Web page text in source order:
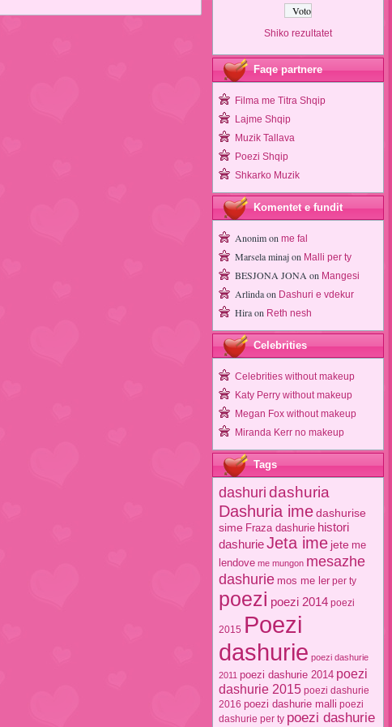
Shiko rezultatet
Faqe partnere
Filma me Titra Shqip
Lajme Shqip
Muzik Tallava
Poezi Shqip
Shkarko Muzik
Komentet e fundit
Anonimon me fal
Marsela minajon Malli per ty
BESJONA JONA on Mangesi
Arlindaon Dashuri e vdekur
Hiraon Reth nesh
Celebrities
Celebrities without makeup
Katy Perry without makeup
Megan Fox without makeup
Miranda Kerr no makeup
Tags
dashuridashuria
Dashuria imedashurise
sime Fraza dashurie histori
dashurieJeta ime jete me
lendove me mungon mesazhe
dashurie mos me ler per ty
poezi poezi 2014 poezi
2015 Poezi
dashurie poezi dashurie
2011 poezi dashurie 2014 poezi
dashurie 2015 poezi dashurie
2016 poezi dashurie malli poezi
dashurie per ty poezi dashurie